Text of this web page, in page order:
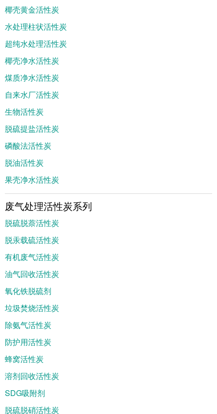
椰壳黄金活性炭
水处理柱状活性炭
超纯水处理活性炭
椰壳净水活性炭
煤质净水活性炭
自来水厂活性炭
生物活性炭
脱硫提盐活性炭
磷酸法活性炭
脱油活性炭
果壳净水活性炭
废气处理活性炭系列
脱硫脱萘活性炭
脱汞载硫活性炭
有机废气活性炭
油气回收活性炭
氧化铁脱硫剂
垃圾焚烧活性炭
除氨气活性炭
防护用活性炭
蜂窝活性炭
溶剂回收活性炭
SDG吸附剂
脱硫脱硝活性炭